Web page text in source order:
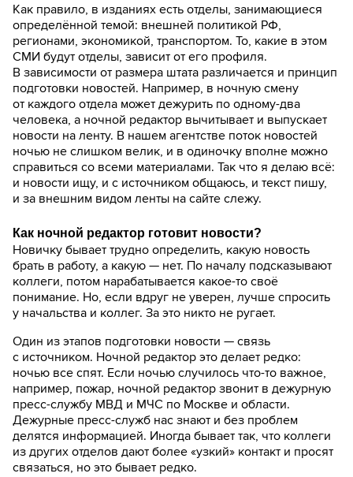
Как правило, в изданиях есть отделы, занимающиеся
определённой темой: внешней политикой РФ,
регионами, экономикой, транспортом. То, какие в этом
СМИ будут отделы, зависит от его профиля.
В зависимости от размера штата различается и принцип
подготовки новостей. Например, в ночную смену
от каждого отдела может дежурить по одному-два
человека, а ночной редактор вычитывает и выпускает
новости на ленту. В нашем агентстве поток новостей
ночью не слишком велик, и в одиночку вполне можно
справиться со всеми материалами. Так что я делаю всё:
и новости ищу, и с источником общаюсь, и текст пишу,
и за внешним видом ленты на сайте слежу.
Как ночной редактор готовит новости?
Новичку бывает трудно определить, какую новость
брать в работу, а какую — нет. По началу подсказывают
коллеги, потом нарабатывается какое-то своё
понимание. Но, если вдруг не уверен, лучше спросить
у начальства и коллег. За это никто не ругает.
Один из этапов подготовки новости — связь
с источником. Ночной редактор это делает редко:
ночью все спят. Если ночью случилось что-то важное,
например, пожар, ночной редактор звонит в дежурную
пресс-службу МВД и МЧС по Москве и области.
Дежурные пресс-служб нас знают и без проблем
делятся информацией. Иногда бывает так, что коллеги
из других отделов дают более «узкий» контакт и просят
связаться, но это бывает редко.